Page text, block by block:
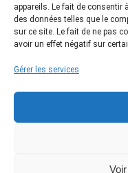
appareils. Le fait de consentir
des données telles que le
sur ce site. Le fait de ne pas
avoir un effet négatif sur
Gérer les services
2 Allée Blaise
02 51 94 01 96 -
Accueil
FAQ / Conseil
Label certifié